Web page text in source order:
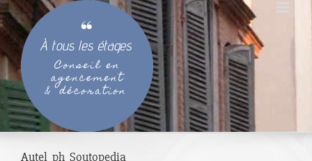
Passer
au
contenu
Autel_ph_Soutopedia